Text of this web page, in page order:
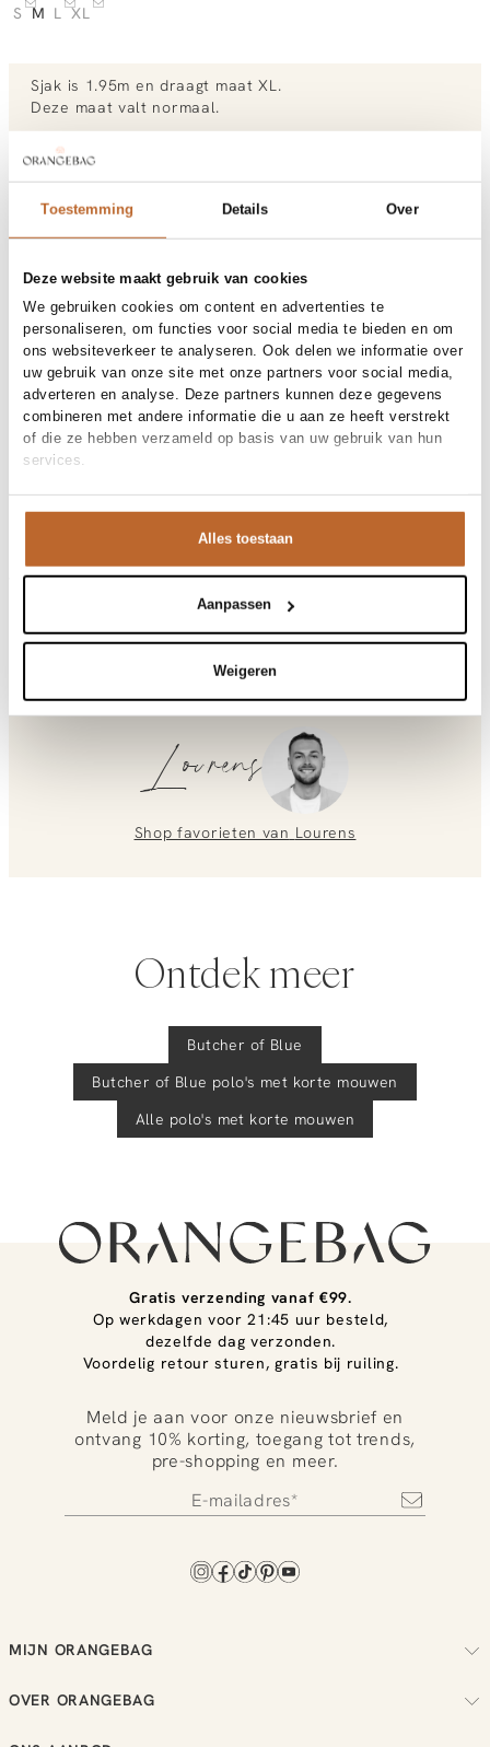
Toestemming Details Over
Deze website maakt gebruik van cookies
We gebruiken cookies om content en advertenties te
personaliseren, om functies voor social media te bieden en om
ons websiteverkeer te analyseren. Ook delen we informatie over
uw gebruik van onze site met onze partners voor social media,
adverteren en analyse. Deze partners kunnen deze gegevens
combineren met andere informatie die u aan ze heeft verstrekt
of die ze hebben verzameld op basis van uw gebruik van hun
services.
Alles toestaan
Aanpassen
Weigeren
S M L XL
Sjak is 1.95m en draagt maat XL.
Deze maat valt normaal.
Vandaag besteld, morgen in huis
Gratis bezorging vanaf €99
30 dagen bedenktijd
Materiaal en verzorging
Fabric
Fabric:
Materiaal
Maat en pasvorm
XL
Merk
Butcher of Blue
Merk-artikelnummer
M2616003
Katoenmix boucle polo
Variantnaam
Titan White
00032609
Patroon
Geborduurd, Logo
Mouwlengte
Korte mouw
Katoenmix boucle polo
Verzenden en retour
bestellingen worden verzonden met een track & trace-code,
zodat je jouw pakket altijd kunt volgen. Bestel je voor 21:45
Vragen of hulp nodig?
Heb je vragen over onze producten of heb je hulp nodig bij
het plaatsen van een bestelling? Onze klantenservice staat
We helpen je graag verder!
Shop the look
Lourens
Shop favorieten van Lourens
Ontdek meer
Butcher of Blue
Butcher of Blue polo's met korte mouwen
Alle polo's met korte mouwen
Gratis verzending vanaf €99.
Op werkdagen voor 21:45 uur besteld,
dezelfde dag verzonden.
Voordelig retour sturen, gratis bij ruiling.
Meld je aan voor onze nieuwsbrief en
ontvang 10% korting, toegang tot trends,
pre-shopping en meer.
MIJN ORANGEBAG
Regel je retouren
OVER ORANGEBAG